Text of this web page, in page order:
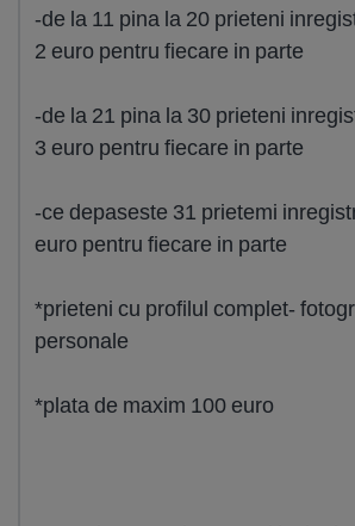
-de la 11 pina la 20 prieteni
2 euro pentru fiecare in parte
-de la 21 pina la 30 prieteni
3 euro pentru fiecare in parte
-ce depaseste 31 prietemi
euro pentru fiecare in parte
*prieteni cu profilul complet-
personale
*plata de maxim 100 euro